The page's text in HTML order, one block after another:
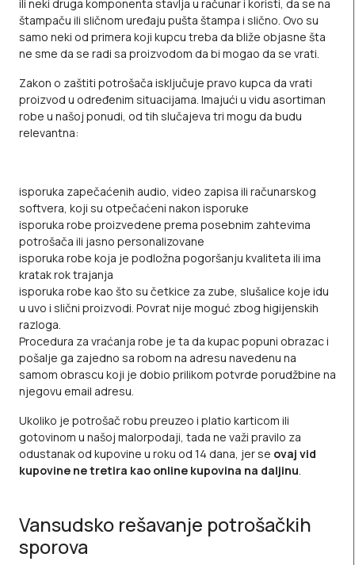
ili neki druga komponenta stavlja u računar i koristi, da se na
štampaču ili sličnom uređaju pušta štampa i slično. Ovo su
samo neki od primera koji kupcu treba da bliže objasne šta
ne sme da se radi sa proizvodom da bi mogao da se vrati.
Zakon o zaštiti potrošača isključuje pravo kupca da vrati
proizvod u određenim situacijama. Imajući u vidu asortiman
robe u našoj ponudi, od tih slučajeva tri mogu da budu
relevantna:
isporuka zapečaćenih audio, video zapisa ili računarskog
softvera, koji su otpečaćeni nakon isporuke
isporuka robe proizvedene prema posebnim zahtevima
potrošača ili jasno personalizovane
isporuka robe koja je podložna pogoršanju kvaliteta ili ima
kratak rok trajanja
isporuka robe kao što su četkice za zube, slušalice koje idu
u uvo i slični proizvodi. Povrat nije moguć zbog higijenskih
razloga.
Procedura za vraćanja robe je ta da kupac popuni obrazac i
pošalje ga zajedno sa robom na adresu navedenu na
samom obrascu koji je dobio prilikom potvrde porudžbine na
njegovu email adresu.
Ukoliko je potrošač robu preuzeo i platio karticom ili
gotovinom u našoj malorpodaji, tada ne važi pravilo za
odustanak od kupovine u roku od 14 dana, jer se ovaj vid
kupovine ne tretira kao online kupovina na daljinu.
Vansudsko rešavanje potrošačkih
sporova